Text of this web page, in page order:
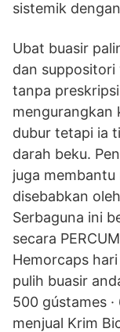
sistemik
Ubat buasir
dan
tanpa
mengurangkan
dubur tetapi ia
darah beku.
juga
disebabkan
Serbaguna ini
secara
Hemorcaps
pulih buasir
500 gústames
menjual Krim